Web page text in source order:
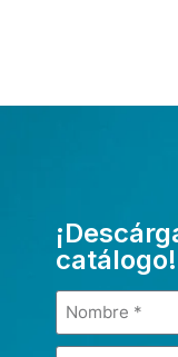
catálogo!